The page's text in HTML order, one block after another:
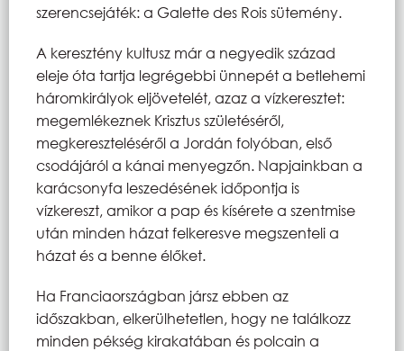
szerencsejáték: a Galette des Rois sütemény.
A keresztény kultusz már a negyedik század
eleje óta tartja legrégebbi ünnepét a betlehemi
háromkirályok eljövetelét, azaz a vízkeresztet:
megemlékeznek Krisztus születéséről,
megkereszteléséről a Jordán folyóban, első
csodájáról a kánai menyegzőn. Napjainkban a
karácsonyfa leszedésének időpontja is
vízkereszt, amikor a pap és kísérete a szentmise
után minden házat felkeresve megszenteli a
házat és a benne élőket.
Ha Franciaországban jársz ebben az
időszakban, elkerülhetetlen, hogy ne találkozz
minden pékség kirakatában és polcain a